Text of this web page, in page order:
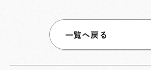
一覧へ戻る